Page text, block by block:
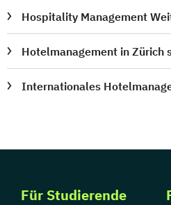
Hospitality Management
Hotelmanagement in Zürich
Internationales
Für Studierende